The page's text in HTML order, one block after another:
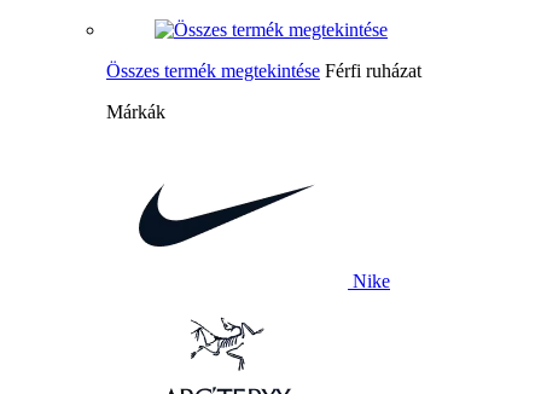
Összes termék megtekintése Férfi ruházat
Márkák
Nike